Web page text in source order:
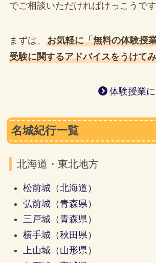
でご相談いただければけっこうです
まずは、 お気軽に「無料の体験授
受験に関するアドバイスをうけて
体験授業
名城紀行一覧
北海道・東北地方
松前城（北海道）
弘前城（青森県）
三戸城（青森県）
横手城（秋田県）
上山城（山形県）